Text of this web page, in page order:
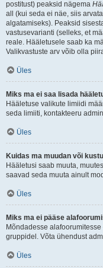
postitust) peaksid nägema
all (kui seda ei näe, siis
algatamiseks). Peaksid
vastusevarianti (selleks, et
reale. Hääletusele saab ka
Valikvastuste arv võib olla
Üles
Miks ma ei saa lisada
Hääletuse valikute limiidi
seda limiiti, kontakteeru
Üles
Kuidas ma muudan või
Hääletusi saab muuta,
saavad seda muuta ainult
Üles
Miks ma ei pääse
Mõndadesse
gruppidel. Võta ühendust
Üles